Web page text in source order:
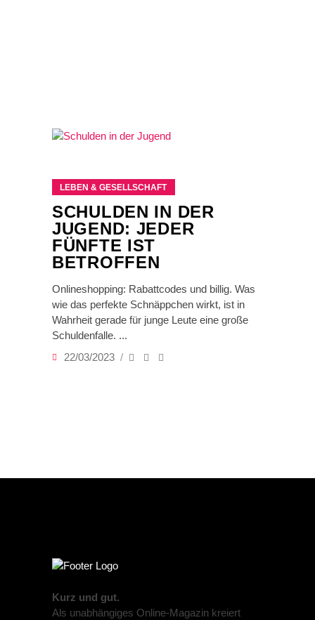
LEBEN & GESELLSCHAFT
SCHULDEN IN DER
JUGEND: JEDER
FÜNFTE IST
BETROFFEN
Onlineshopping: Rabattcodes und billig. Was
wie das perfekte Schnäppchen wirkt, ist in
Wahrheit gerade für junge Leute eine große
Schuldenfalle.
22/03/2023
Kurz und gut.
Als unabhängiges Online-Magazin kreiert